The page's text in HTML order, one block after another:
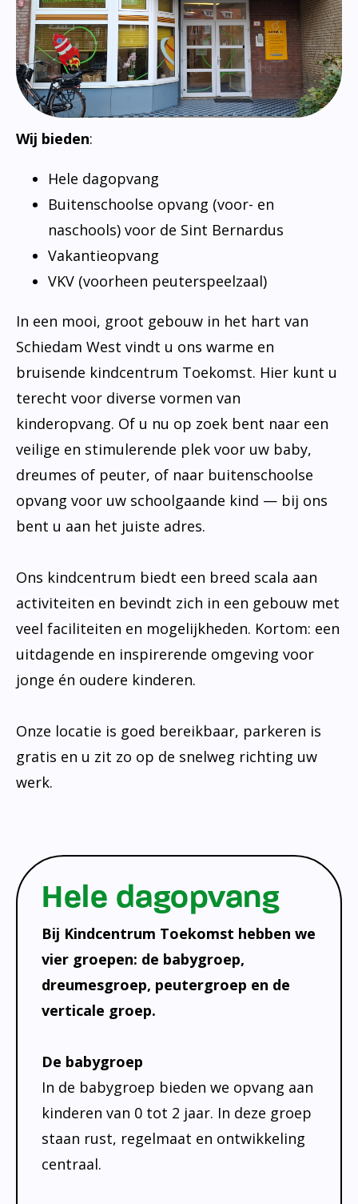
schoolondersteuningsprofiel
Absentie
Vakanties
Aanmelden
Schoolgids
Gezonde school
BSO
Routebeschrijving
Privacy
Wij bieden:
Hele dagopvang
Buitenschoolse opvang (voor- en
naschools) voor de Sint Bernardus
Vakantieopvang
VKV (voorheen peuterspeelzaal)
In een mooi, groot gebouw in het hart van
Schiedam West vindt u ons warme en
bruisende kindcentrum Toekomst. Hier kunt u
terecht voor diverse vormen van
kinderopvang. Of u nu op zoek bent naar een
veilige en stimulerende plek voor uw baby,
dreumes of peuter, of naar buitenschoolse
opvang voor uw schoolgaande kind — bij ons
bent u aan het juiste adres.
Ons kindcentrum biedt een breed scala aan
activiteiten en bevindt zich in een gebouw met
veel faciliteiten en mogelijkheden. Kortom: een
uitdagende en inspirerende omgeving voor
jonge én oudere kinderen.
Onze locatie is goed bereikbaar, parkeren is
gratis en u zit zo op de snelweg richting uw
werk.
Hele dagopvang
Bij Kindcentrum Toekomst hebben we
vier groepen: de babygroep,
dreumesgroep, peutergroep en de
verticale groep.
De babygroep
In de babygroep bieden we opvang aan
kinderen van 0 tot 2 jaar. In deze groep
staan rust, regelmaat en ontwikkeling
centraal.